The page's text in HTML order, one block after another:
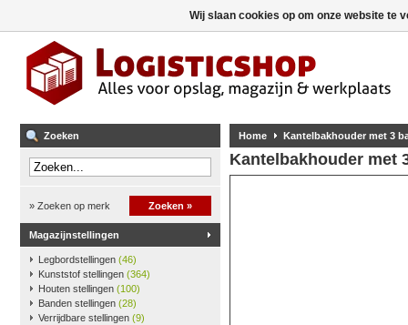
Zoeken
» Zoeken op merk Zoeken »
Magazijnstellingen
Legbordstellingen (46)
Kunststof stellingen (364)
Houten stellingen (100)
Banden stellingen (28)
Verrijdbare stellingen (9)
Home Kantelbakhouder met 3
Kantelbakhouder met
Wij slaan cookies op om onze website te